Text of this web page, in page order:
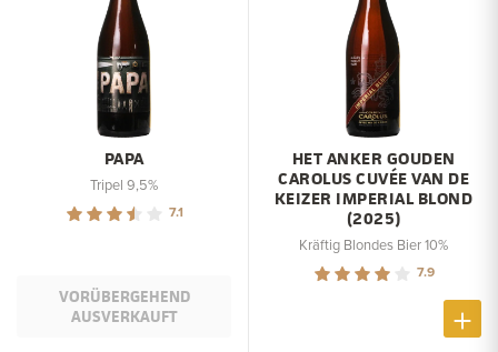
PAPA
Tripel 9,5%
7.1
VORÜBERGEHEND
AUSVERKAUFT
HET ANKER GOUDEN
CAROLUS CUVÉE VAN DE
KEIZER IMPERIAL BLOND
(2025)
Kräftig Blondes Bier 10%
7.9